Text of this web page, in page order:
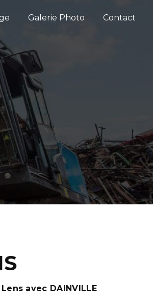
Galerie Photo Contact
avec DAINVILLE